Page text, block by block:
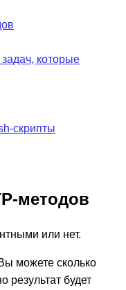
которые
скрипты
методов
или нет.
можете сколько
результат будет